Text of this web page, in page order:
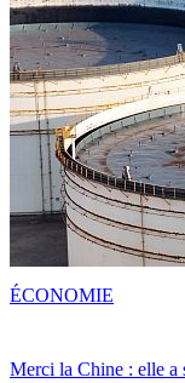
Merci la Chine : elle a
ÉCONOMIE